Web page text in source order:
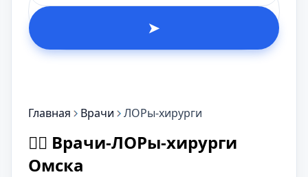
➤
Главная Врачи ЛОРы-хирурги
👨‍⚕️ Врачи-ЛОРы-хирурги
Омска